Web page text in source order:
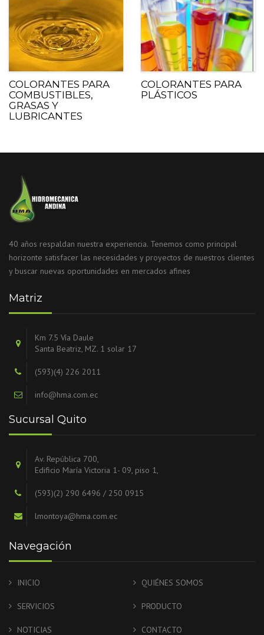
COLORANTES PARA
COMBUSTIBLES,
GRASAS Y
LUBRICANTES
COLORANTES PARA
PLÁSTICOS
40 años respaldan nuestra experiencia. Tenemos como principal
horizonte satisfacer las necesidades y proyectos de nuestros clientes
y buscar nuevas oportunidades en mercados afines
Matriz
Km 7.5 Vía Daule
Santa Beatriz, MZ. 1 solar 17
(593)(4) 226 2011
info@hma.com.ec
Sucursal Quito
Av. República 700,
Edificio María Victoria 1- 09, piso 1,
(593)(2) 290 6496 / 250 0915
lmontoya@hma.com.ec
Navegación
INICIO QUIÉNES SOMOS
SERVICIOS PRODUCTO
NOTICIAS CONTACTO